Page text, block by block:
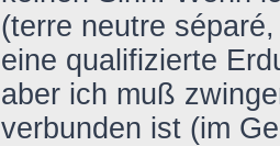
(terre neutre
eine qualifizierte
aber ich muß
verbunden ist (im